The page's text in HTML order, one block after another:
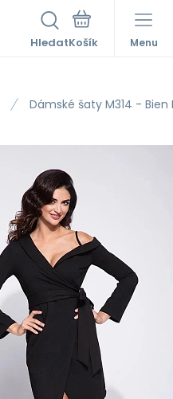
Hledat Menu
Dámské šaty M314 - Bien